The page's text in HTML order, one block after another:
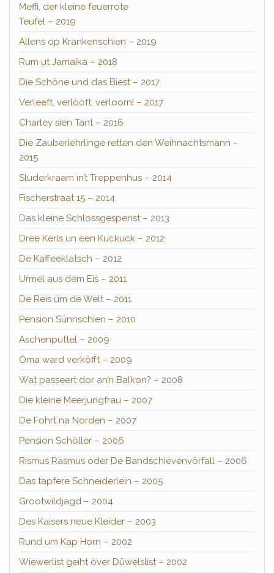
Meffi, der kleine feuerrote
Teufel – 2019
Allens op Krankenschien – 2019
Rum ut Jamaika – 2018
Die Schöne und das Biest – 2017
Verleeft, verlööft, verloorn! – 2017
Charley sien Tant – 2016
Die Zauberlehrlinge retten den Weihnachtsmann –
2015
Sluderkraam in’t Treppenhus – 2014
Fischerstraat 15 – 2014
Das kleine Schlossgespenst – 2013
Dree Kerls un een Kuckuck – 2012
De Kaffeeklatsch – 2012
Urmel aus dem Eis – 2011
De Reis üm de Welt – 2011
Pension Sünnschien – 2010
Aschenputtel – 2009
Oma ward verköfft – 2009
Wat passeert dor an’n Balkon? – 2008
Die kleine Meerjungfrau – 2007
De Fohrt na Norden – 2007
Pension Schöller – 2006
Rismus Rasmus oder De Bandschievenvörfall – 2006
Das tapfere Schneiderlein – 2005
Grootwildjagd – 2004
Des Kaisers neue Kleider – 2003
Rund um Kap Horn – 2002
Wiewerlist geiht över Düwelslist – 2002